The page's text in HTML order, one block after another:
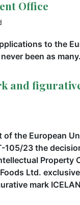
Office
to the
been as many.
and
of the European
105/23 the
Property
Ltd.
mark